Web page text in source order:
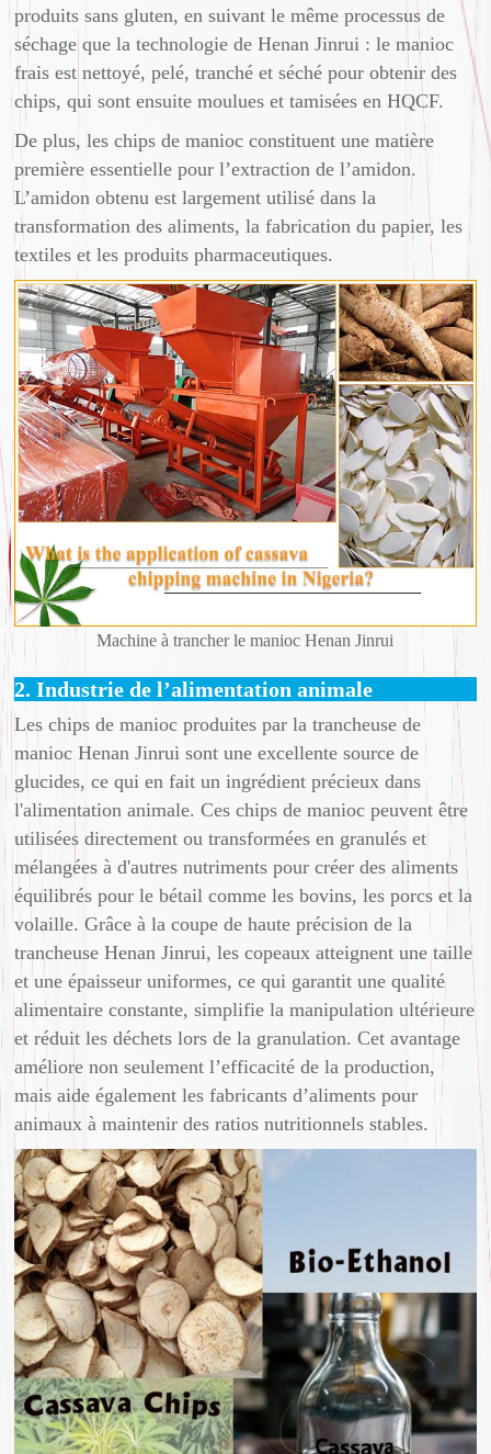
produits sans gluten, en suivant le même processus de
séchage que la technologie de Henan Jinrui : le manioc
frais est nettoyé, pelé, tranché et séché pour obtenir des
chips, qui sont ensuite moulues et tamisées en HQCF.
De plus, les chips de manioc constituent une matière
première essentielle pour l’extraction de l’amidon.
L’amidon obtenu est largement utilisé dans la
transformation des aliments, la fabrication du papier, les
textiles et les produits pharmaceutiques.
Machine à trancher le manioc Henan Jinrui
2. Industrie de l’alimentation animale
Les chips de manioc produites par la trancheuse de
manioc Henan Jinrui sont une excellente source de
glucides, ce qui en fait un ingrédient précieux dans
l'alimentation animale. Ces chips de manioc peuvent être
utilisées directement ou transformées en granulés et
mélangées à d'autres nutriments pour créer des aliments
équilibrés pour le bétail comme les bovins, les porcs et la
volaille. Grâce à la coupe de haute précision de la
trancheuse Henan Jinrui, les copeaux atteignent une taille
et une épaisseur uniformes, ce qui garantit une qualité
alimentaire constante, simplifie la manipulation ultérieure
et réduit les déchets lors de la granulation. Cet avantage
améliore non seulement l’efficacité de la production,
mais aide également les fabricants d’aliments pour
animaux à maintenir des ratios nutritionnels stables.